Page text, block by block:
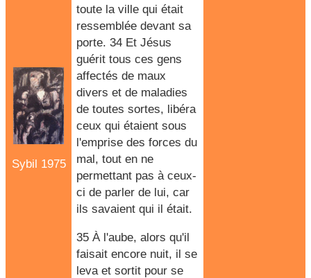
Sybil 1975
toute la ville qui était
ressemblée devant sa
porte. 34 Et Jésus
guérit tous ces gens
affectés de maux
divers et de maladies
de toutes sortes, libéra
ceux qui étaient sous
l'emprise des forces du
mal, tout en ne
permettant pas à ceux-
ci de parler de lui, car
ils savaient qui il était.
35 À l'aube, alors qu'il
faisait encore nuit, il se
leva et sortit pour se